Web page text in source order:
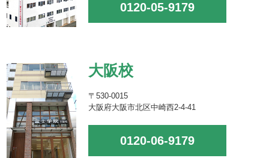
0120-05-9179
大阪校
〒530-0015
大阪府大阪市北区中崎西2-4-41
0120-06-9179